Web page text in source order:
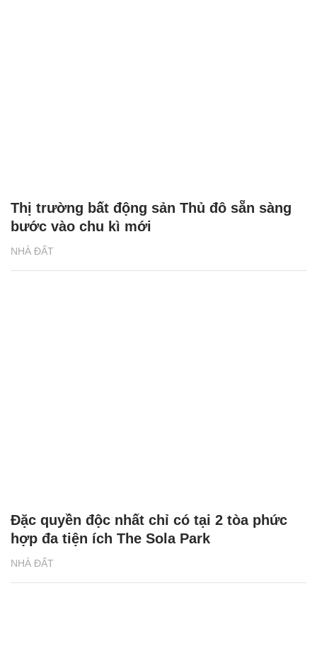
NHÀ ĐẤT
Thị trường bất động sản Thủ đô sẵn sàng
bước vào chu kì mới
NHÀ ĐẤT
Đặc quyền độc nhất chỉ có tại 2 tòa phức
hợp đa tiện ích The Sola Park